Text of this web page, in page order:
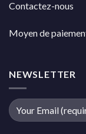
Contactez-nous
Moyen de
NEWSLETTER